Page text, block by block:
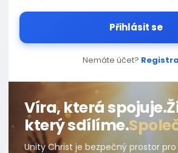
Přihlásit se
Nemáte účet?
Víra, která spojuje.
který sdílíme.
Unity Christ je bezpečný prostor pro